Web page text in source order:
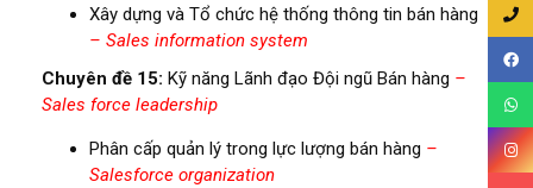
Xây dựng và Tổ chức hệ thống thông tin bán hàng
– Sales information system
Chuyên đề 15: Kỹ năng Lãnh đạo Đội ngũ Bán hàng –
Sales force leadership
Phân cấp quản lý trong lực lượng bán hàng –
Salesforce organization